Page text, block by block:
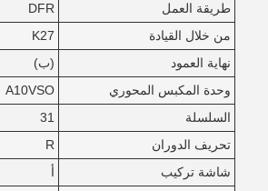
طريقة العمل
DFR
من خلال القيادة
K27
نهاية العمود
(ب)
وحدة المكبس المحوري
A10VSO
السلسلة
31
تحريف الدوران
R
شاشة تركيب
أ